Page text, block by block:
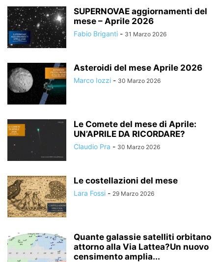
SUPERNOVAE aggiornamenti del
mese – Aprile 2026
Fabio Briganti - 31 Marzo 2026
Asteroidi del mese Aprile 2026
Marco Iozzi - 30 Marzo 2026
Le Comete del mese di Aprile:
UN’APRILE DA RICORDARE?
Claudio Pra - 30 Marzo 2026
Le costellazioni del mese
Lara Fossi - 29 Marzo 2026
Quante galassie satelliti orbitano
attorno alla Via Lattea?Un nuovo
censimento amplia...